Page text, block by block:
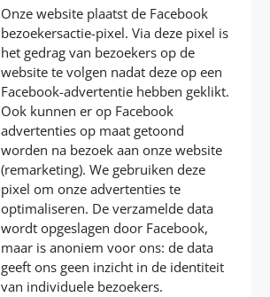
Onze website plaatst de Facebook
bezoekersactie-pixel. Via deze pixel is
het gedrag van bezoekers op de
website te volgen nadat deze op een
Facebook-advertentie hebben geklikt.
Ook kunnen er op Facebook
advertenties op maat getoond
worden na bezoek aan onze website
(remarketing). We gebruiken deze
pixel om onze advertenties te
optimaliseren. De verzamelde data
wordt opgeslagen door Facebook,
maar is anoniem voor ons: de data
geeft ons geen inzicht in de identiteit
van individuele bezoekers.